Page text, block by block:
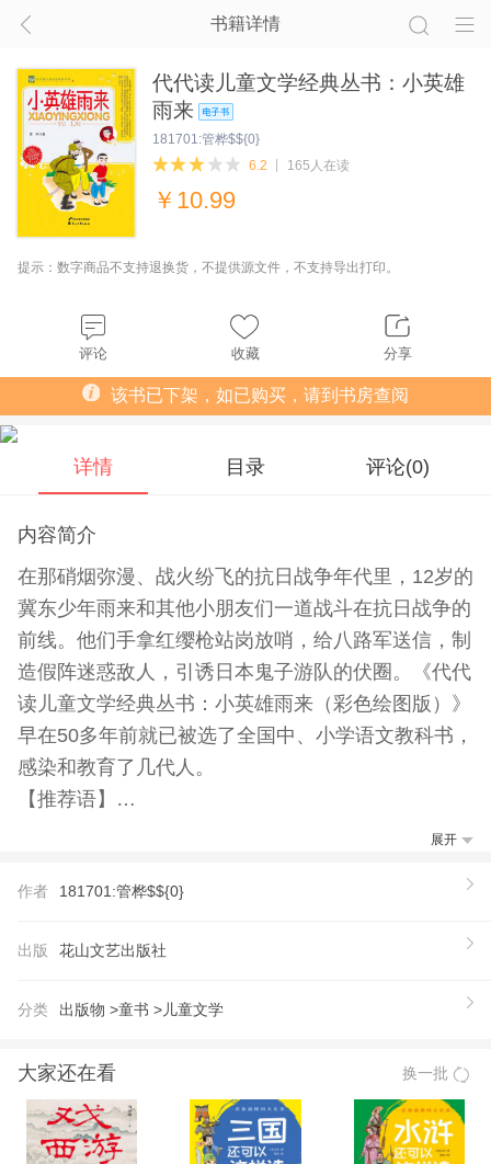
书籍详情
代代读儿童文学经典丛书：小英雄
雨来
181701:管桦$${0}
6.2
165人在读
￥ 10.99
提示：数字商品不支持退换货，不提供源文件，不支持导出打印。
评论 收藏 分享
该书已下架，如已购买，请到书房查阅
详情 目录 评论(0)
内容简介
在那硝烟弥漫、战火纷飞的抗日战争年代里，12岁的
冀东少年雨来和其他小朋友们一道战斗在抗日战争的
前线。他们手拿红缨枪站岗放哨，给八路军送信，制
造假阵迷惑敌人，引诱日本鬼子游队的伏圈。《代代
读儿童文学经典丛书：小英雄雨来（彩色绘图版）》
早在50多年前就已被选了全国中、小学语文教科书，
感染和教育了几代人。
【推荐语】
好书是你一生的良师益友。从少年时代直到老年的悠
乐，而且绝不离你，只要你永不离它。 ——著名作
那里可以看到色彩缤纷的世界，能分善恶，知美丑，
中熠熠发光的、没有被冲走的，才是文化中*璀璨的
——题赠《代代读儿童文学经典从书》。 ——著名
作家舒乙 总会有些书要代代读下去，总会有些书要
代代记住，总会有些书要融心里。这样我们才不会忘
展开
作者 181701:管桦$${0}
出版 花山文艺出版社
分类 出版物 >童书 >儿童文学
大家还在看 换一批